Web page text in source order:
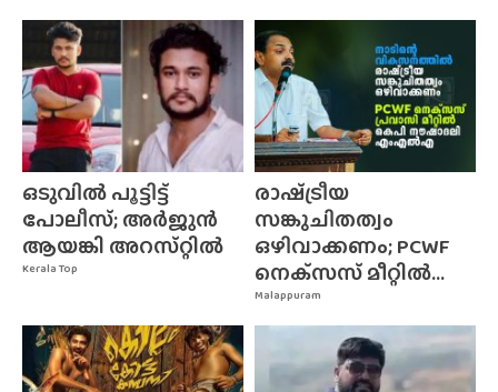
Kerala Top
ഒടുവിൽ പൂട്ടിട്ട്
പോലീസ്; അർജുൻ
ആയങ്കി അറസ്‌റ്റിൽ
Malappuram
രാഷ്‌ട്രീയ
സങ്കുചിതത്വം
ഒഴിവാക്കണം; PCWF
നെക്‌സസ്‌ മീറ്റിൽ...